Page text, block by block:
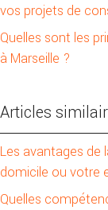
vos projets de
Quelles sont les
à Marseille ?
Articles
Les avantages de
domicile ou votre
Quelles